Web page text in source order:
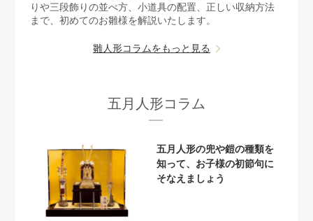
りや三段飾りの並べ方、小道具の配置、正しい収納方法
まで、初めてのお雛様を解説いたします。
雛人形コラムをもっと見る
五月人形コラム
五月人形の兜や鎧の種類を
知って、お子様の初節句に
そなえましょう